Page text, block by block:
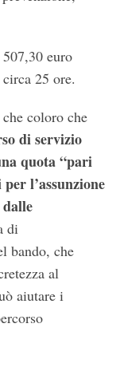
euro
25 ore.
coloro che
di servizio
quota “pari
l’assunzione
di
bando, che
al
aiutare i